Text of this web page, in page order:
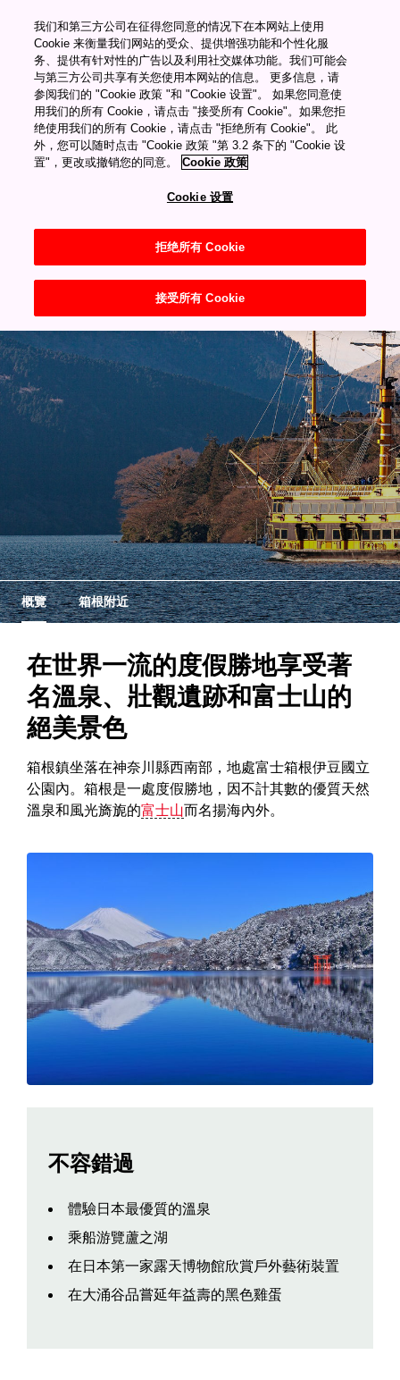
神奈川
箱根
概覽 箱根附近
在世界一流的度假勝地享受著
名溫泉、壯觀遺跡和富士山的
絕美景色
箱根鎮坐落在神奈川縣西南部，地處富士箱根伊豆國立
公園內。箱根是一處度假勝地，因不計其數的優質天然
溫泉和風光旖旎的富士山而名揚海內外。
不容錯過
體驗日本最優質的溫泉
乘船游覽蘆之湖
在日本第一家露天博物館欣賞戶外藝術裝置
在大涌谷品嘗延年益壽的黑色雞蛋
我们和第三方公司在征得您同意的情况下在本网站上使用
Cookie 来衡量我们网站的受众、提供增强功能和个性化服
务、提供有针对性的广告以及利用社交媒体功能。我们可能会
与第三方公司共享有关您使用本网站的信息。 更多信息，请
参阅我们的 "Cookie 政策 "和 "Cookie 设置"。 如果您同意使
用我们的所有 Cookie，请点击 "接受所有 Cookie"。如果您拒
绝使用我们的所有 Cookie，请点击 "拒绝所有 Cookie"。 此
外，您可以随时点击 "Cookie 政策 "第 3.2 条下的 "Cookie 设
置"，更改或撤销您的同意。
Cookie 政策
Cookie 设置
拒绝所有 Cookie
接受所有 Cookie